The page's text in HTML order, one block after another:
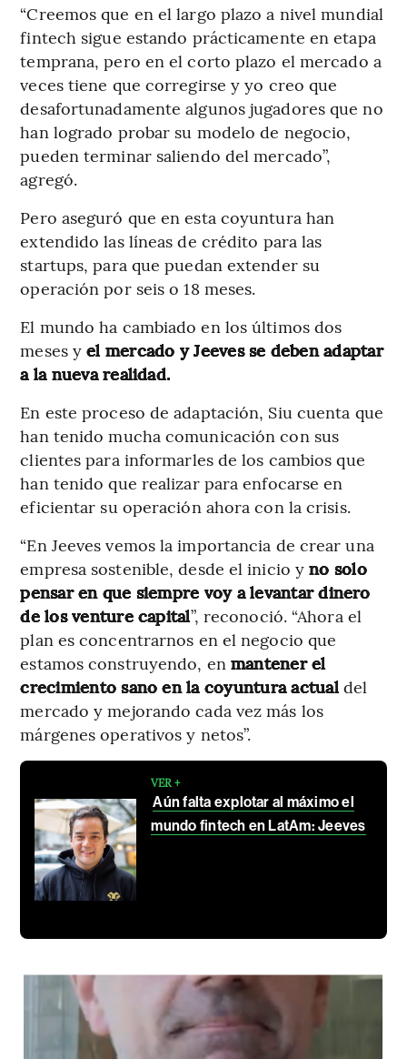
“Creemos que en el largo plazo a nivel mundial
fintech sigue estando prácticamente en etapa
temprana, pero en el corto plazo el mercado a
veces tiene que corregirse y yo creo que
desafortunadamente algunos jugadores que no
han logrado probar su modelo de negocio,
pueden terminar saliendo del mercado”,
agregó.
Pero aseguró que en esta coyuntura han
extendido las líneas de crédito para las
startups, para que puedan extender su
operación por seis o 18 meses.
El mundo ha cambiado en los últimos dos
meses yel mercado y Jeeves se deben adaptar
a la nueva realidad.
En este proceso de adaptación, Siu cuenta que
han tenido mucha comunicación con sus
clientes para informarles de los cambios que
han tenido que realizar para enfocarse en
eficientar su operación ahora con la crisis.
“En Jeeves vemos la importancia de crear una
empresa sostenible, desde el inicio yno solo
pensar en que siempre voy a levantar dinero
de los venture capital”, reconoció. “Ahora el
plan es concentrarnos en el negocio que
estamos construyendo, en mantener el
crecimiento sano en la coyuntura actualdel
mercado y mejorando cada vez más los
márgenes operativos y netos”.
VER +
Aún falta explotar al máximo el
mundo fintech en LatAm: Jeeves